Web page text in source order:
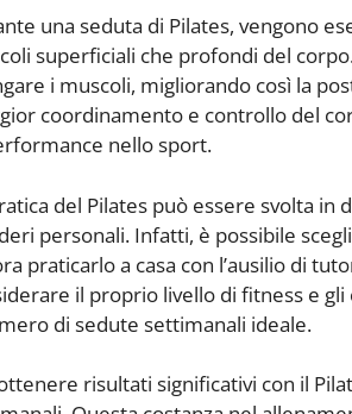
una seduta di Pilates, vengono
superficiali che profondi del
i muscoli, migliorando così la
coordinamento e controllo del
nello sport.
del Pilates può essere svolta in
personali. Infatti, è possibile
praticarlo a casa con l’ausilio di
il proprio livello di fitness e
di sedute settimanali ideale.
risultati significativi con il